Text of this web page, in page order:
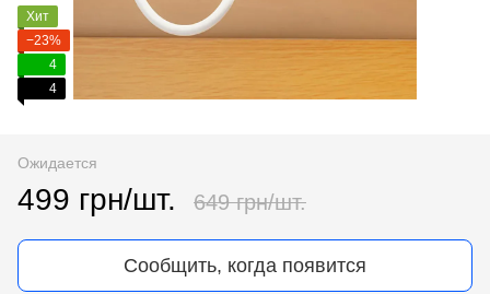
Хит
−23%
4
4
Ожидается
499 грн/шт. 649 грн/шт.
Сообщить, когда появится